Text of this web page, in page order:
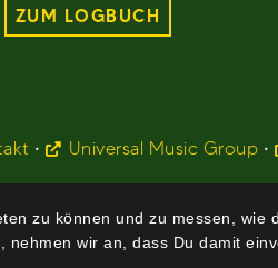
ZUM LOGBUCH
• Universal Music Group •
zu können und zu messen, wie
nehmen wir an, dass Du damit